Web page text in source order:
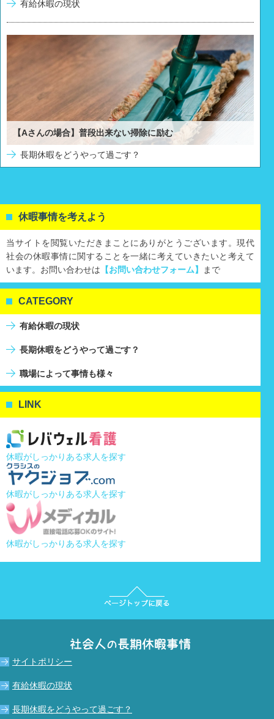
有給休暇の現状
【Aさんの場合】普段出来ない掃除に励む
長期休暇をどうやって過ごす？
休暇事情を考えよう
当サイトを閲覧いただきまことにありがとうございます。現代
社会の休暇事情に関することを一緒に考えていきたいと考えて
います。お問い合わせは 【お問い合わせフォーム】 まで
CATEGORY
有給休暇の現状
長期休暇をどうやって過ごす？
職場によって事情も様々
LINK
休暇がしっかりある求人を探す
休暇がしっかりある求人を探す
休暇がしっかりある求人を探す
サイトポリシー
有給休暇の現状
長期休暇をどうやって過ごす？